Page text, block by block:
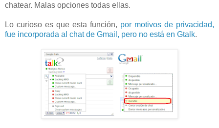
chatear. Malas opciones todas ellas.
Lo curioso es que esta función, por motivos de privacidad,
fue incorporada al chat de Gmail, pero no está en Gtalk.